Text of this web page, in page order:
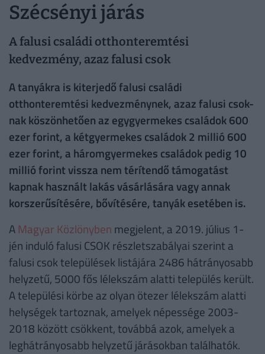
Szécsényi járás
A falusi családi otthonteremtési
kedvezmény, azaz falusi csok
A tanyákra is kiterjedő falusi családi
otthonteremtési kedvezménynek, azaz falusi csok-
nak köszönhetően az egygyermekes családok 600
ezer forint, a kétgyermekes családok 2 millió 600
ezer forint, a háromgyermekes családok pedig 10
millió forint vissza nem térítendő támogatást
kapnak használt lakás vásárlására vagy annak
korszerűsítésére, bővítésére, tanyák esetében is.
A Magyar Közlönyben megjelent, a 2019. július 1-
jén induló falusi CSOK részletszabályai szerint a
falusi csok települések listájára 2486 hátrányosabb
helyzetű, 5000 fős lélekszám alatti település került.
A települési körbe az olyan ötezer lélekszám alatti
helységek tartoznak, amelyek népessége 2003-
2018 között csökkent, továbbá azok, amelyek a
leghátrányosabb helyzetű járásokban találhatók.